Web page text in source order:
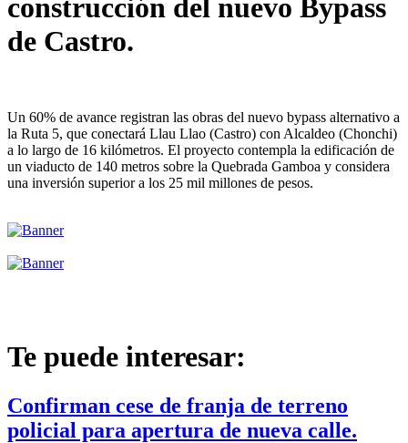
construcción del nuevo Bypass
de Castro.
Un 60% de avance registran las obras del nuevo bypass alternativo a
la Ruta 5, que conectará Llau Llao (Castro) con Alcaldeo (Chonchi)
a lo largo de 16 kilómetros. El proyecto contempla la edificación de
un viaducto de 140 metros sobre la Quebrada Gamboa y considera
una inversión superior a los 25 mil millones de pesos.
Te puede interesar:
Confirman cese de franja de terreno
policial para apertura de nueva calle.